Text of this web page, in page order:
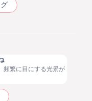
頻繁に目にする光景が